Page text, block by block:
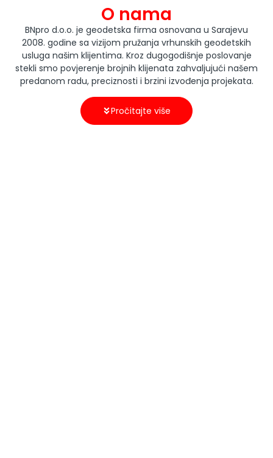
O nama
BNpro d.o.o. je geodetska firma osnovana u Sarajevu
2008. godine sa vizijom pružanja vrhunskih geodetskih
usluga našim klijentima. Kroz dugogodišnje poslovanje
stekli smo povjerenje brojnih klijenata zahvaljujući našem
predanom radu, preciznosti i brzini izvođenja projekata.
Pročitajte više